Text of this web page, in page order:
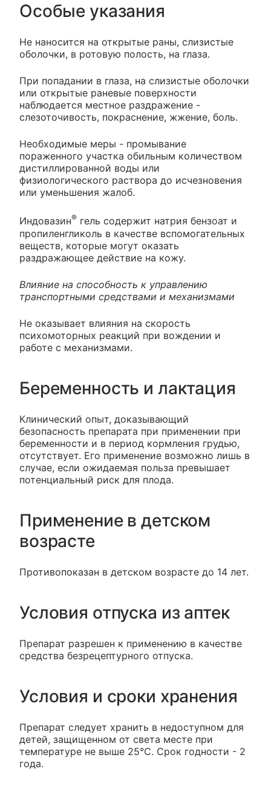
Особые указания
Не наносится на открытые раны, слизистые
оболочки, в ротовую полость, на глаза.
При попадании в глаза, на слизистые оболочки
или открытые раневые поверхности
наблюдается местное раздражение -
слезоточивость, покраснение, жжение, боль.
Необходимые меры - промывание
пораженного участка обильным количеством
дистиллированной воды или
физиологического раствора до исчезновения
или уменьшения жалоб.
Индовазин® гель содержит натрия бензоат и
пропиленгликоль в качестве вспомогательных
веществ, которые могут оказать
раздражающее действие на кожу.
Влияние на способность к управлению
транспортными средствами и механизмами
Не оказывает влияния на скорость
психомоторных реакций при вождении и
работе с механизмами.
Беременность и лактация
Клинический опыт, доказывающий
безопасность препарата при применении при
беременности и в период кормления грудью,
отсутствует. Его применение возможно лишь в
случае, если ожидаемая польза превышает
потенциальный риск для плода.
Применение в детском
возрасте
Противопоказан в детском возрасте до 14 лет.
Условия отпуска из аптек
Препарат разрешен к применению в качестве
средства безрецептурного отпуска.
Условия и сроки хранения
Препарат следует хранить в недоступном для
детей, защищенном от света месте при
температуре не выше 25°C. Срок годности - 2
года.